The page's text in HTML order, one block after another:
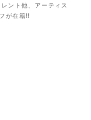
ント他、アーティス
が在籍!!